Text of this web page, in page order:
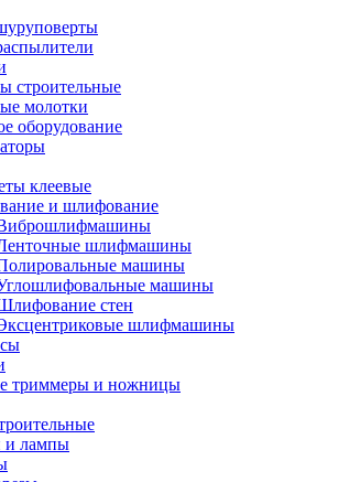
строительные
молотки
оборудование
клеевые
и шлифование
шлифмашины
машины
машины
стен
шлифмашины
триммеры и ножницы
и лампы